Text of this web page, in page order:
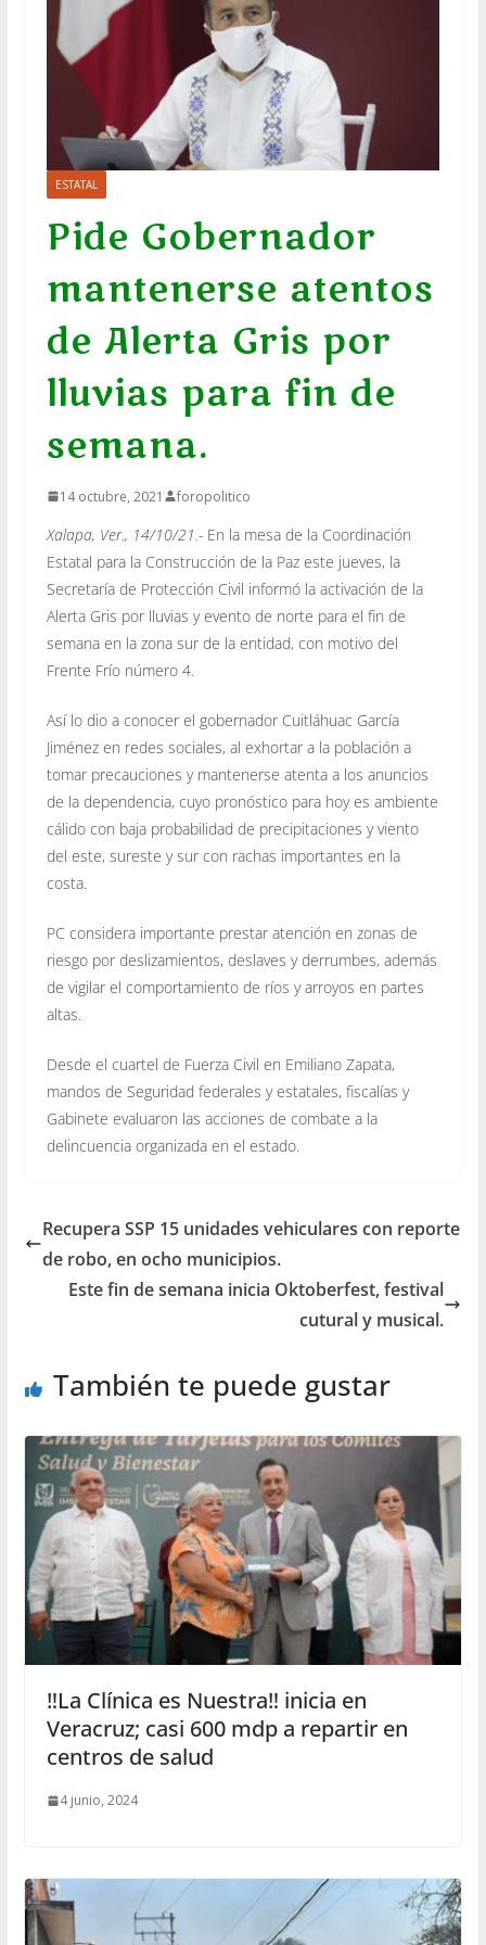
ESTATAL
Pide Gobernador
mantenerse atentos
de Alerta Gris por
lluvias para fin de
semana.
14 octubre, 2021 foropolitico
Xalapa, Ver., 14/10/21.-En la mesa de la Coordinación
Estatal para la Construcción de la Paz este jueves, la
Secretaría de Protección Civil informó la activación de la
Alerta Gris por lluvias y evento de norte para el fin de
semana en la zona sur de la entidad, con motivo del
Frente Frío número 4.
Así lo dio a conocer el gobernador Cuitláhuac García
Jiménez en redes sociales, al exhortar a la población a
tomar precauciones y mantenerse atenta a los anuncios
de la dependencia, cuyo pronóstico para hoy es ambiente
cálido con baja probabilidad de precipitaciones y viento
del este, sureste y sur con rachas importantes en la
costa.
PC considera importante prestar atención en zonas de
riesgo por deslizamientos, deslaves y derrumbes, además
de vigilar el comportamiento de ríos y arroyos en partes
altas.
Desde el cuartel de Fuerza Civil en Emiliano Zapata,
mandos de Seguridad federales y estatales, fiscalías y
Gabinete evaluaron las acciones de combate a la
delincuencia organizada en el estado.
Recupera SSP 15 unidades vehiculares con reporte
de robo, en ocho municipios.
Este fin de semana inicia Oktoberfest, festival
cutural y musical.
También te puede gustar
‼️La Clínica es Nuestra‼️ inicia en
Veracruz; casi 600 mdp a repartir en
centros de salud
4 junio, 2024